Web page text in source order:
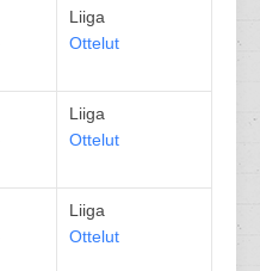
Liiga
Ottelut
Liiga
Ottelut
Liiga
Ottelut